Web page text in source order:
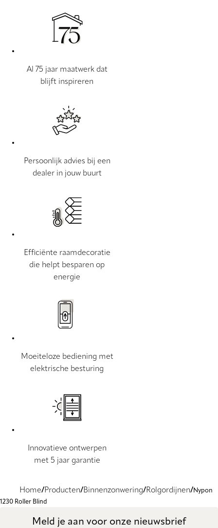
Al 75 jaar maatwerk dat
blijft inspireren
Persoonlijk advies bij een
dealer in jouw buurt
Efficiënte raamdecoratie
die helpt besparen op
energie
Moeiteloze bediening met
elektrische besturing
Innovatieve ontwerpen
met 5 jaar garantie
Home Producten Binnenzonwering Rolgordijnen
Nypon
1230 Roller Blind
Meld je aan voor onze nieuwsbrief